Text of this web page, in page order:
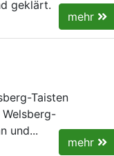
geklärt.
mehr
Taisten
und...
mehr